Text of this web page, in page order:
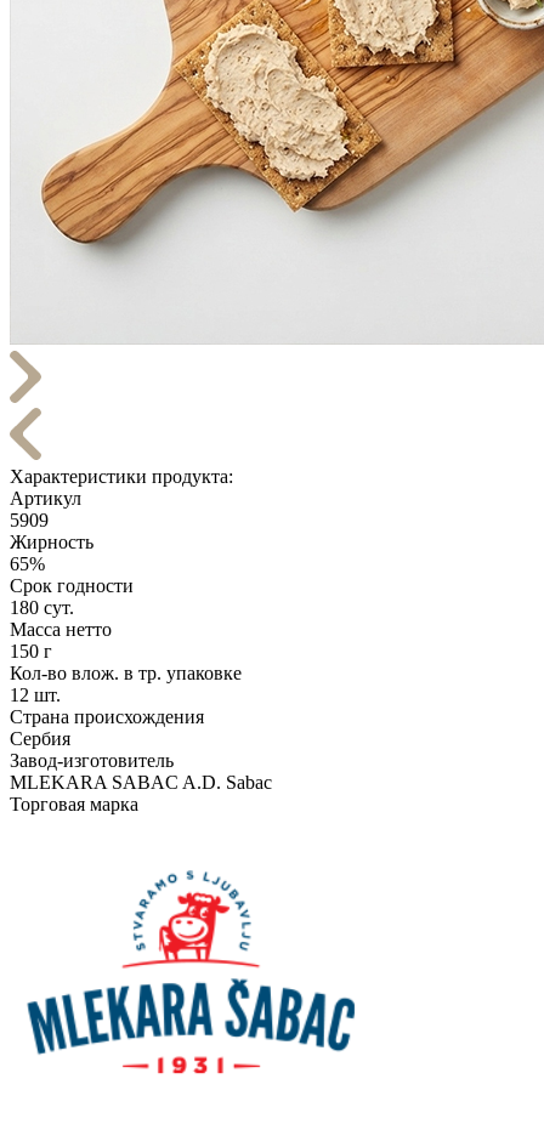
Характеристики продукта:
Артикул
5909
Жирность
65%
Срок годности
180 сут.
Масса нетто
150 г
Кол-во влож. в тр. упаковке
12 шт.
Страна происхождения
Сербия
Завод-изготовитель
MLEKARA SABAC A.D. Sabac
Торговая марка